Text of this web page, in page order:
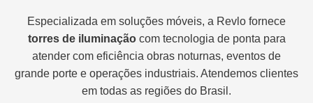
Especializada em soluções móveis, a Revlo fornece
torres de iluminaçãocom tecnologia de ponta para
atender com eficiência obras noturnas, eventos de
grande porte e operações industriais. Atendemos clientes
em todas as regiões do Brasil.